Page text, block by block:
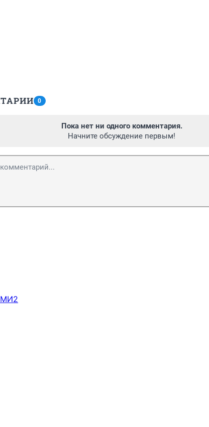
0
Пока нет ни одного комментария.
Начните обсуждение первым!